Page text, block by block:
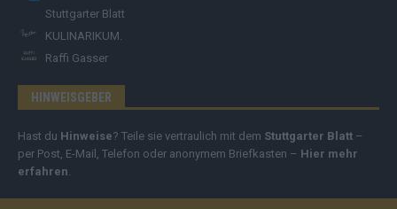
Stuttgarter Blatt
KULINARIKUM.
Raffi Gasser
HINWEISGEBER
Hast du Hinweise? Teile sie vertraulich mit dem Stuttgarter Blatt –
per Post, E-Mail, Telefon oder anonymem Briefkasten – Hier mehr
erfahren.